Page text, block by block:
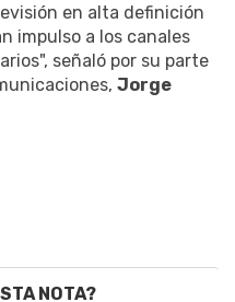
en alta definición
impulso a los canales
señaló por su parte
Jorge
NOTA?